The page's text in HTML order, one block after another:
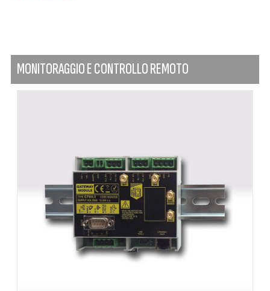
MONITORAGGIO E CONTROLLO REMOTO